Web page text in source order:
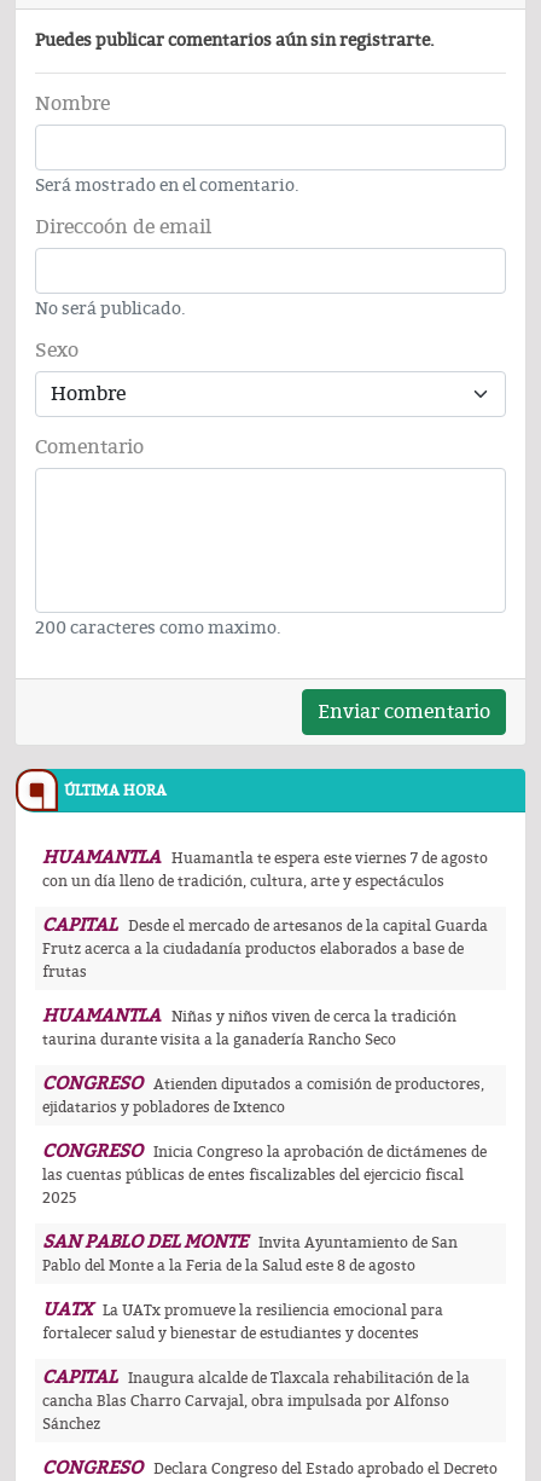
Puedes publicar comentarios aún sin registrarte.
Nombre
Será mostrado en el comentario.
Direccoón de email
No será publicado.
Sexo
Comentario
200 caracteres como maximo.
Enviar comentario
ÚLTIMA HORA
HUAMANTLA
Huamantla te espera este viernes 7 de agosto
con un día lleno de tradición, cultura, arte y espectáculos
CAPITAL
Desde el mercado de artesanos de la capital Guarda
Frutz acerca a la ciudadanía productos elaborados a base de
frutas
HUAMANTLA
Niñas y niños viven de cerca la tradición
taurina durante visita a la ganadería Rancho Seco
CONGRESO
Atienden diputados a comisión de productores,
ejidatarios y pobladores de Ixtenco
CONGRESO
Inicia Congreso la aprobación de dictámenes de
las cuentas públicas de entes fiscalizables del ejercicio fiscal
2025
SAN PABLO DEL MONTE
Invita Ayuntamiento de San
Pablo del Monte a la Feria de la Salud este 8 de agosto
UATX
La UATx promueve la resiliencia emocional para
fortalecer salud y bienestar de estudiantes y docentes
CAPITAL
Inaugura alcalde de Tlaxcala rehabilitación de la
cancha Blas Charro Carvajal, obra impulsada por Alfonso
Sánchez
CONGRESO Declara Congreso del Estado aprobado el Decreto